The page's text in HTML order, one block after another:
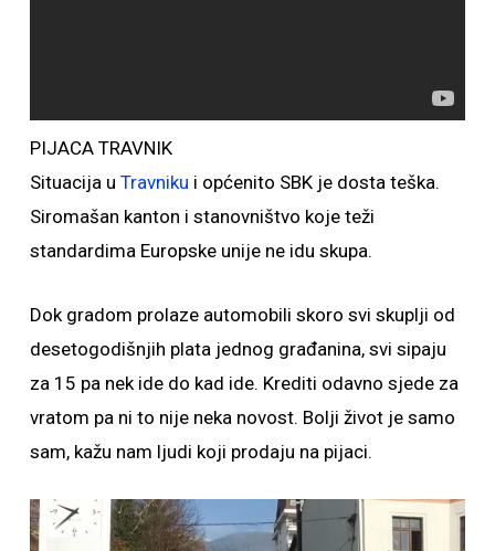
PIJACA TRAVNIK
Situacija u Travniku i općenito SBK je dosta teška.
Siromašan kanton i stanovništvo koje teži
standardima Europske unije ne idu skupa.
Dok gradom prolaze automobili skoro svi skuplji od
desetogodišnjih plata jednog građanina, svi sipaju
za 15 pa nek ide do kad ide. Krediti odavno sjede za
vratom pa ni to nije neka novost. Bolji život je samo
sam, kažu nam ljudi koji prodaju na pijaci.